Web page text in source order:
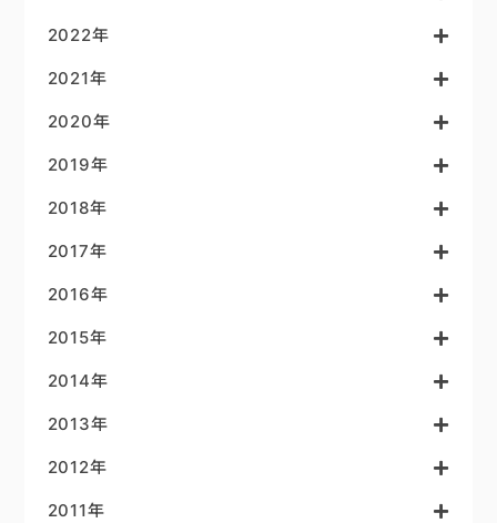
2022年
2021年
2020年
2019年
2018年
2017年
2016年
2015年
2014年
2013年
2012年
2011年